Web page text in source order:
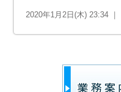
2020年1月2日(木) 23:34 ｜